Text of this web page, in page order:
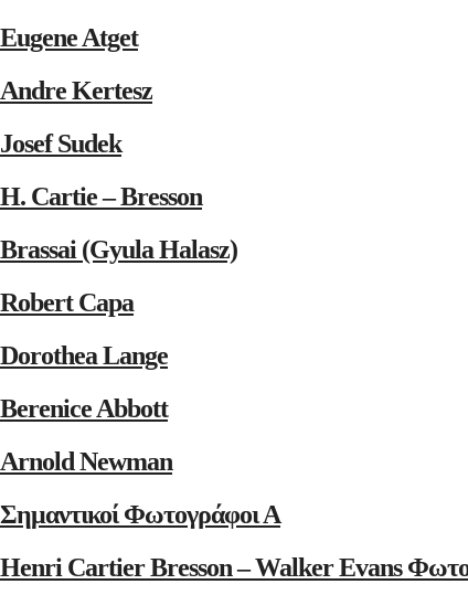
Eugene Atget
Andre Kertesz
Josef Sudek
H. Cartie – Bresson
Brassai (Gyula Halasz)
Robert Capa
Dorothea Lange
Berenice Abbott
Arnold Newman
Σημαντικοί Φωτογράφοι Α
Henri Cartier Bresson – Walker Evans